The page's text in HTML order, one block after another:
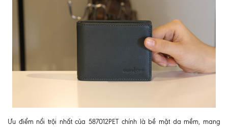
Ưu điểm nổi trội nhất của 587012PET chính là bề mặt da mềm, mang